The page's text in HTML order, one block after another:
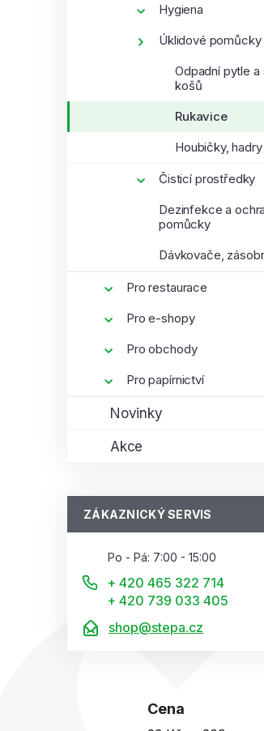
Hygiena
Úklidové pomůcky
Odpadní pytle
košů
Rukavice
Houbičky, hadry
Čisticí prostředky
Dezinfekce a
pomůcky
Dávkovače,
Pro restaurace
Pro e-shopy
Pro obchody
Pro papírnictví
Novinky
Akce
ZÁKAZNICKÝ SERVIS
Po - Pá: 7:00 - 15:00
+ 420 465 322 714
+ 420 739 033 405
shop@stepa.cz
Cena